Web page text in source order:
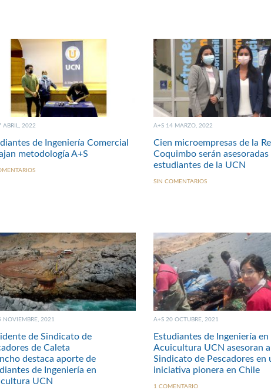
ABRIL, 2022
de Ingeniería Comercial
metodología A+S
A+S 14 MARZO, 2022
Cien microempresas de la
Coquimbo serán
estudiantes de la UCN
SIN COMENTARIOS
NOVIEMBRE, 2021
de Sindicato de
de Caleta
destaca aporte de
de Ingeniería en
UCN
A+S 20 OCTUBRE, 2021
Estudiantes de Ingeniería en
Acuicultura UCN asesoran a
Sindicato de Pescadores en
iniciativa pionera en Chile
1 COMENTARIO